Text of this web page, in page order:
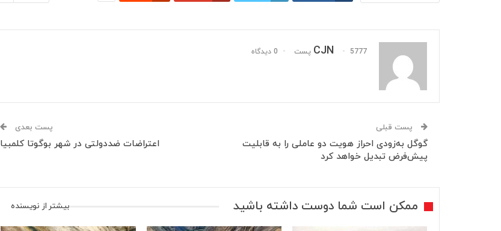
CJN 5777 پست 0 دیدگاه
پست قبلی
گوگل به‌زودی احراز هویت دو عاملی را به قابلیت
پیش‌فرض تبدیل خواهد کرد
پست بعدی
اعتراضات ضددولتی در شهر بوگوتا کلمبیا
ممکن است شما دوست داشته باشید بیشتر از نویسنده